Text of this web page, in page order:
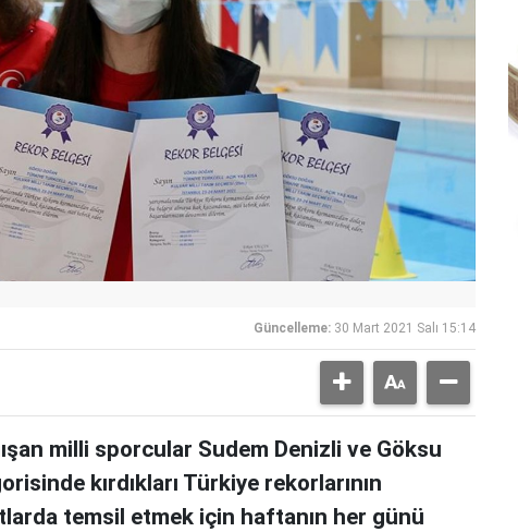
Güncelleme: 30 Mart 2021 Salı 15:14
milli sporcular Sudem Denizli ve Göksu
kırdıkları Türkiye rekorlarının
temsil etmek için haftanın her günü